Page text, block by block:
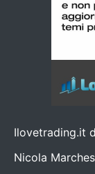
Ilovetrading.it
Nicola